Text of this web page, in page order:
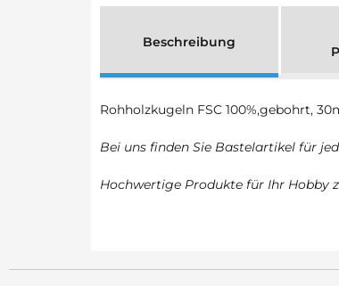
Beschreibung
Rohholzkugeln FSC 100%,gebohrt,
Bei uns finden Sie Bastelartikel für
Hochwertige Produkte für Ihr Hobby